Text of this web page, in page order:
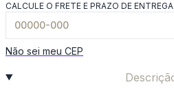
CALCULE O FRETE E PRAZO DE ENTREGA
Não sei meu CEP